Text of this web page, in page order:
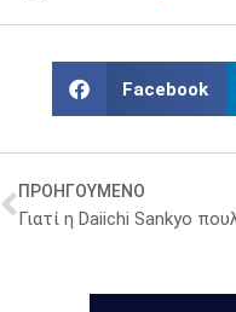
Facebook
ΠΡΟΗΓΟΥΜΕΝΟ